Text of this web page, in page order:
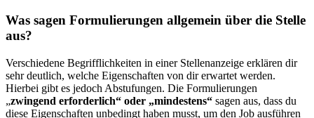
Was sagen Formulierungen allgemein über die Stelle
aus?
Verschiedene Begrifflichkeiten in einer Stellenanzeige erklären dir
sehr deutlich, welche Eigenschaften von dir erwartet werden.
Hierbei gibt es jedoch Abstufungen. Die Formulierungen
„zwingend erforderlich“ oder „mindestens“ sagen aus, dass du
diese Eigenschaften unbedingt haben musst, um den Job ausführen